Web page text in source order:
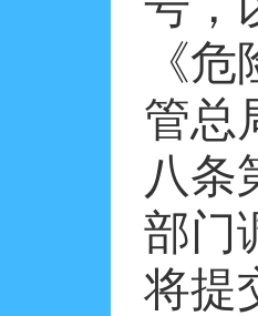
《
管总
八条
部门
将提